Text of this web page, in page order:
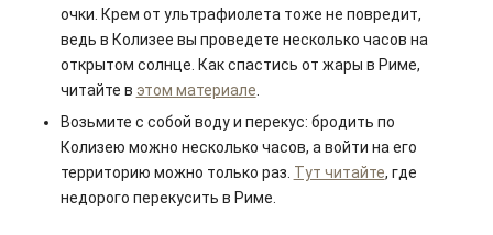
очки. Крем от ультрафиолета тоже не повредит,
ведь в Колизее вы проведете несколько часов на
открытом солнце. Как спастись от жары в Риме,
читайте в этом материале
Возьмите с собой воду и перекус: бродить по
Колизею можно несколько часов, а войти на его
территорию можно только раз. Тут читайте, где
недорого перекусить в Риме.